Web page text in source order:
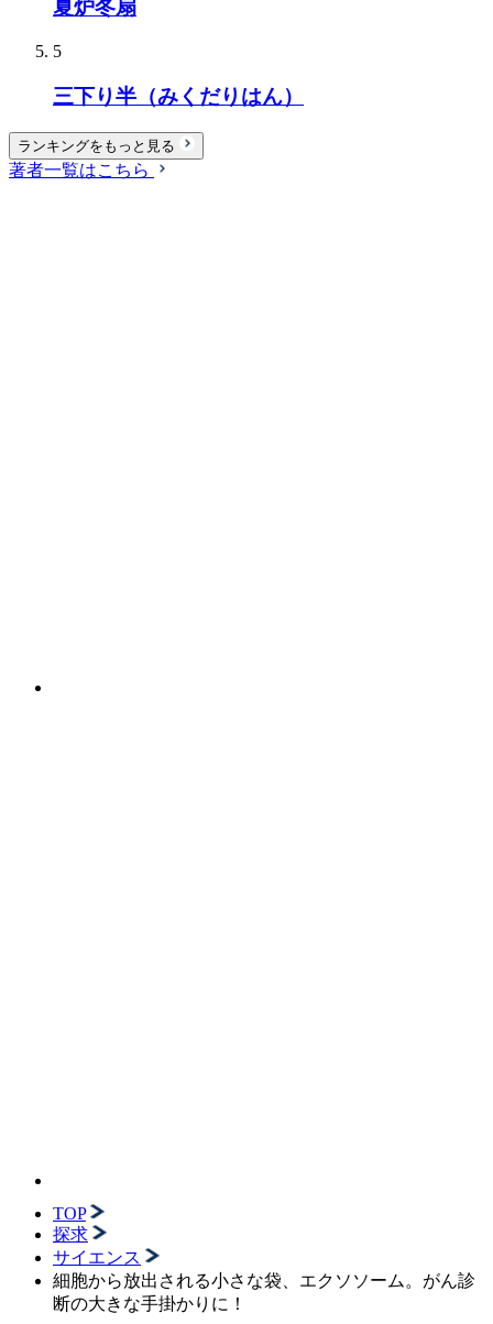
夏炉冬扇
5
三下り半（みくだりはん）
ランキングをもっと見る
著者一覧はこちら
TOP
探求
サイエンス
細胞から放出される小さな袋、エクソソーム。がん診
断の大きな手掛かりに！